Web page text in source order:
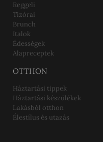
Reggeli
Tízórai
Brunch
Italok
Édességek
Alapreceptek
OTTHON
Háztartási tippek
Háztartási készülékek
Lakásból otthon
Élestílus és utazás